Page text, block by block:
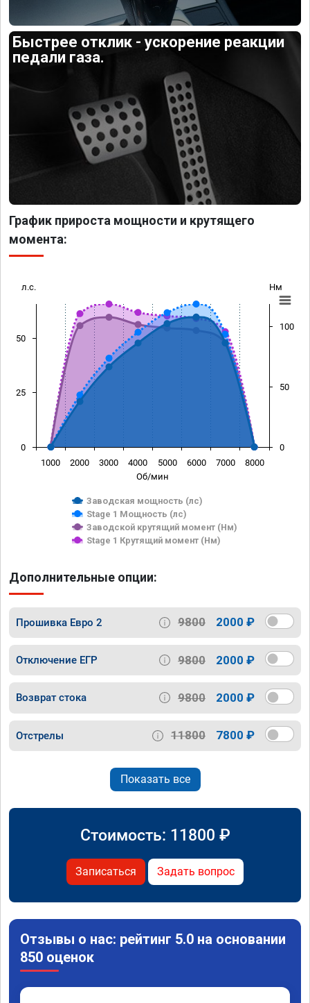
Быстрее отклик - ускорение реакции
педали газа.
График прироста мощности и крутящего
момента:
Об/мин
л.с. Нм
Заводская мощность (лс)
Stage 1 Мощность (лс)
Заводской крутящий момент (Нм)
Stage 1 Крутящий момент (Нм)
1000 2000 3000 4000 5000 6000 7000 8000
0
25
50
0
50
100
Дополнительные опции:
Прошивка Евро 2 9800 2000 ₽
Отключение ЕГР 9800 2000 ₽
Возврат стока 9800 2000 ₽
Отстрелы 11800 7800 ₽
Показать все
Стоимость: 11800 ₽
Записаться Задать вопрос
Отзывы о нас: рейтинг 5.0 на основании
850 оценок